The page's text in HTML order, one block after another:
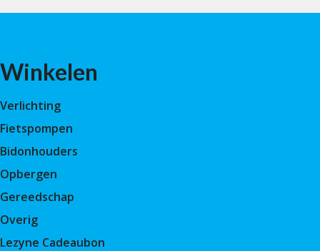
Winkelen
Verlichting
Fietspompen
Bidonhouders
Opbergen
Gereedschap
Overig
Lezyne Cadeaubon